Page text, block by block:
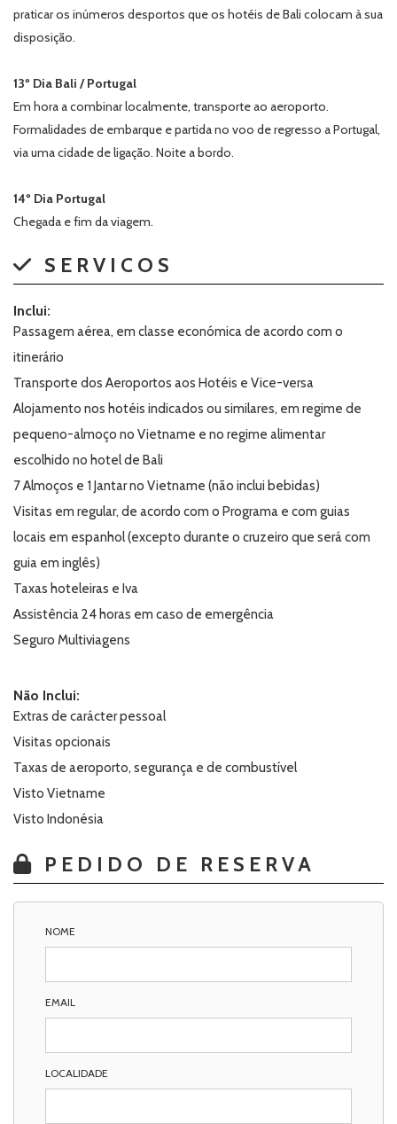
praticar os inúmeros desportos que os hotéis de Bali colocam à sua
disposição.
13º Dia Bali / Portugal
Em hora a combinar localmente, transporte ao aeroporto.
Formalidades de embarque e partida no voo de regresso a Portugal,
via uma cidade de ligação. Noite a bordo.
14º Dia Portugal
Chegada e fim da viagem.
SERVICOS
Inclui:
Passagem aérea, em classe económica de acordo com o
itinerário
Transporte dos Aeroportos aos Hotéis e Vice-versa
Alojamento nos hotéis indicados ou similares, em regime de
pequeno-almoço no Vietname e no regime alimentar
escolhido no hotel de Bali
7 Almoços e 1 Jantar no Vietname (não inclui bebidas)
Visitas em regular, de acordo com o Programa e com guias
locais em espanhol (excepto durante o cruzeiro que será com
guia em inglês)
Taxas hoteleiras e Iva
Assistência 24 horas em caso de emergência
Seguro Multiviagens
Não Inclui:
Extras de carácter pessoal
Visitas opcionais
Taxas de aeroporto, segurança e de combustível
Visto Vietname
Visto Indonésia
PEDIDO DE RESERVA
NOME
EMAIL
LOCALIDADE